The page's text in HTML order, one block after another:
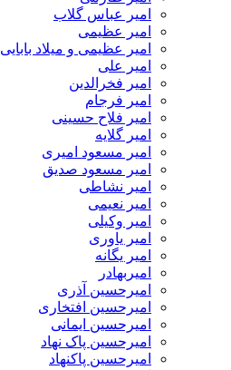
امیر عباس گلاب
امیر عظیمی
امیر عظیمی و میلاد بابایی
امیر علی
امیر فخرالدین
امیر فرجام
امیر فلاح حسینی
امیر گلایه
امیر مسعود امیری
امیر مسعود صدیق
امیر نشاطی
امیر نعیمی
امیر وکیلی
امیر یاوری
امیر یگانه
امیربهادر
امیرحسین آذری
امیرحسین افتخاری
امیرحسین ایمانی
امیرحسین پاک نهاد
امیرحسین پاکنهاد